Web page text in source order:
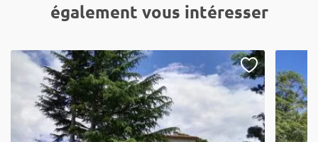
également vous intéresser